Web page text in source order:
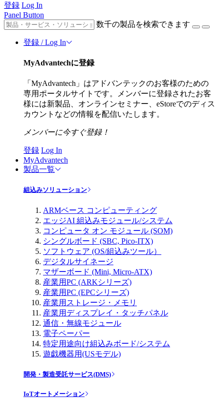
登録 Log In
Panel Button
数千の製品を検索できます
登録 / Log In
MyAdvantechに登録
「MyAdvantech」はアドバンテックのお客様のための
専用ポータルサイトです。メンバーに登録されたお客
様には新製品、オンラインセミナー、eStoreでのディス
カウントなどの情報を配信いたします。
メンバーに今すぐ登録！
登録 Log In
MyAdvantech
製品一覧
組込みソリューション
ARMベース コンピューティング
エッジAI 組込みモジュール/システム
コンピュータ オン モジュール (SOM)
シングルボード (SBC, Pico-ITX)
ソフトウェア (OS/組込みツール）
デジタルサイネージ
マザーボード (Mini, Micro-ATX)
産業用PC (ARKシリーズ)
産業用PC (EPCシリーズ)
産業用ストレージ・メモリ
産業用ディスプレイ・タッチパネル
通信・無線モジュール
電子ペーパー
特定用途向け組込みボード/システム
遊戯機器用(USモデル)
開発・製造受託サービス(DMS)
IoTオートメーション